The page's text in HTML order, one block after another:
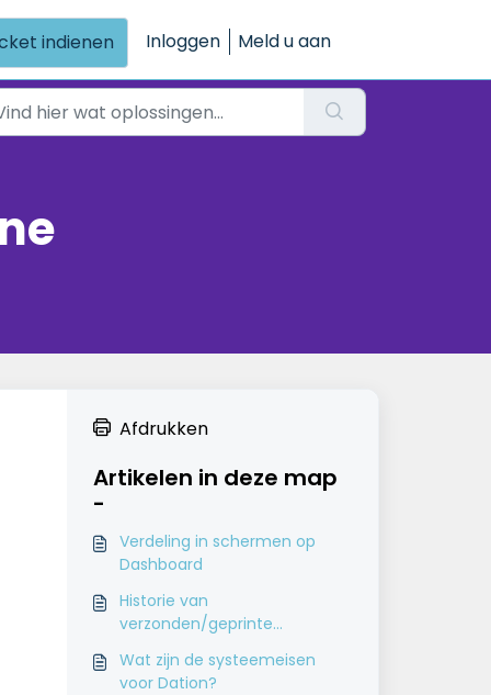
indienen Inloggen Meld u aan
Afdrukken
Artikelen in deze map
-
Verdeling in schermen op
Dashboard
Historie van
verzonden/geprinte
Wat zijn de systeemeisen
voor Dation?